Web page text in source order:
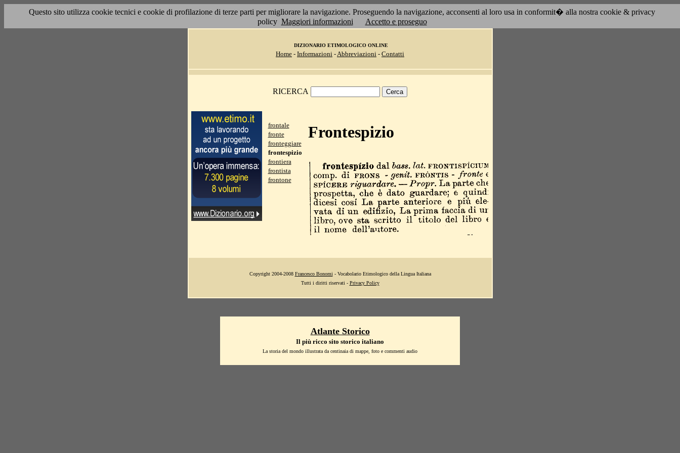
Questo sito utilizza cookie tecnici e cookie di profilazione di terze parti per migliorare la navigazione. Proseguendo la navigazione, acconsenti al loro usa in conformit� alla nostra cookie & privacy
policy Maggiori informazioni Accetto e proseguo
DIZIONARIO ETIMOLOGICO ONLINE
Home - Informazioni -Abbreviazioni - Contatti
RICERCA
frontale
fronte
fronteggiare
frontespizio
frontiera
frontista
frontone
Frontespizio
Copyright 2004-2008 Francesco Bonomi - Vocabolario Etimologico della Lingua Italiana
Tutti i diritti riservati - Privacy Policy
Atlante Storico
Il più ricco sito storico italiano
La storia del mondo illustrata da centinaia di mappe, foto e commenti audio